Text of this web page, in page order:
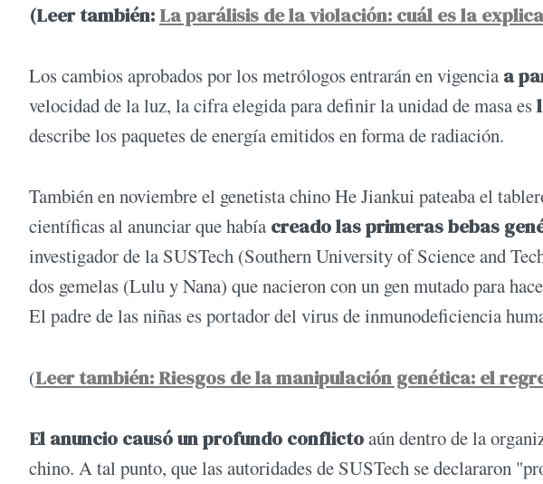
(Leer también: La parálisis de la violación: cuál es la
Los cambios aprobados por los metrólogos entrarán en vigencia a
velocidad de la luz, la cifra elegida para definir la unidad de masa es
describe los paquetes de energía emitidos en forma de radiación.
También en noviembre el genetista chino He Jiankui pateaba el
científicas al anunciar que había creado las primeras bebas
investigador de la SUSTech (Southern University of Science and
dos gemelas (Lulu y Nana) que nacieron con un gen mutado para
El padre de las niñas es portador del virus de inmunodeficiencia
(Leer también: Riesgos de la manipulación genética: el
El anuncio causó un profundo conflictoaún dentro de la
chino. A tal punto, que las autoridades de SUSTech se declararon